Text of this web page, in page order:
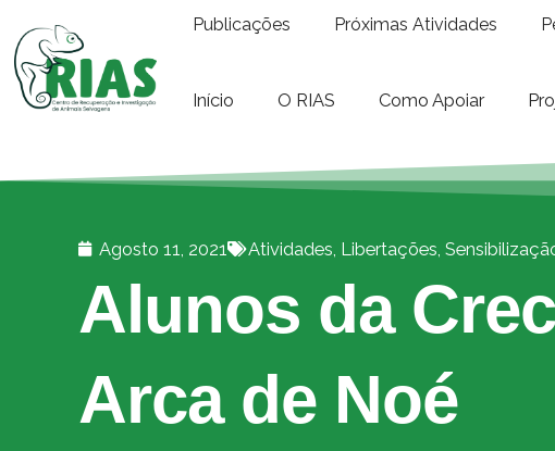
Publicações Próximas Atividades
Início O RIAS Como Apoiar
Agosto 11, 2021 Atividades, Libertações,
Alunos da
Arca de Noé